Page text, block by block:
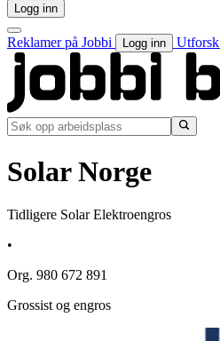
Logg inn
Reklamer på Jobbi Logg inn Utforsk
Solar Norge
Tidligere Solar Elektroengros
•
Org. 980 672 891
Grossist og engros